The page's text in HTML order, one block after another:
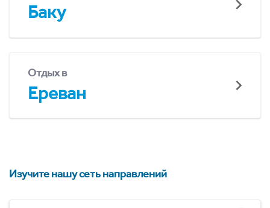
Баку
Отдых в
Ереван
Изучите нашу сеть направлений